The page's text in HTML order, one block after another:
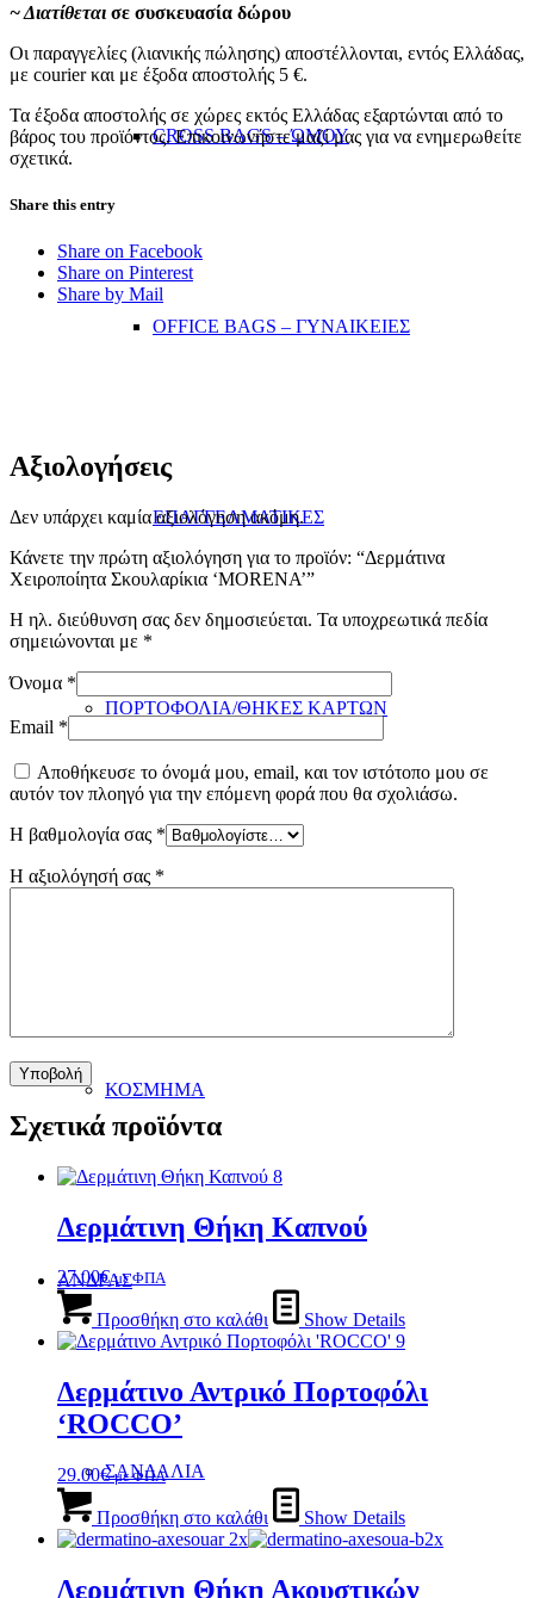
CROSS BAGS – ΏΜΟΥ
OFFICE BAGS – ΓΥΝΑΙΚΕΙΕΣ
ΕΠΑΓΓΕΛΜΑΤΙΚΕΣ
ΠΟΡΤΟΦΟΛΙΑ/ΘΗΚΕΣ ΚΑΡΤΩΝ
ΚΟΣΜΗΜΑ
ΑΝΔΡΑΣ
ΣΑΝΔΑΛΙΑ
~ Διατίθεται σε συσκευασία δώρου
Οι παραγγελίες (λιανικής πώλησης) αποστέλλονται, εντός Ελλάδας,
με courier και με έξοδα αποστολής 5 €.
Τα έξοδα αποστολής σε χώρες εκτός Ελλάδας εξαρτώνται από το
βάρος του προϊόντος. Επικοινωνήστε μαζί μας για να ενημερωθείτε
σχετικά.
Share this entry
Share on Facebook
Share on Pinterest
Share by Mail
Αξιολογήσεις
Δεν υπάρχει καμία αξιολόγηση ακόμη.
Κάνετε την πρώτη αξιολόγηση για το προϊόν: “Δερμάτινα
Χειροποίητα Σκουλαρίκια ‘MORENA’”
Η ηλ. διεύθυνση σας δεν δημοσιεύεται. Τα υποχρεωτικά πεδία
σημειώνονται με *
Όνομα *
Email *
Αποθήκευσε το όνομά μου, email, και τον ιστότοπο μου σε
αυτόν τον πλοηγό για την επόμενη φορά που θα σχολιάσω.
Η βαθμολογία σας *
Η αξιολόγησή σας *
Σχετικά προϊόντα
Δερμάτινη Θήκη Καπνού
27.00€ με ΦΠΑ
Προσθήκη στο καλάθι Show Details
Δερμάτινο Αντρικό Πορτοφόλι
‘ROCCO’
29.00€ με ΦΠΑ
Προσθήκη στο καλάθι Show Details
Δερμάτινη Θήκη Ακουστικών